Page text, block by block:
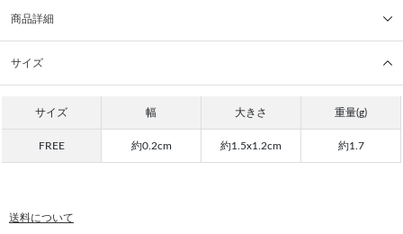
商品詳細
サイズ
サイズ 幅 大きさ 重量(g)
FREE 約0.2cm 約1.5x1.2cm 約1.7
送料について